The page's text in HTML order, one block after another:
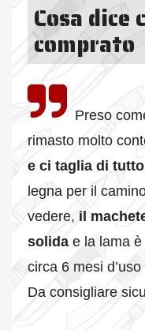
Cosa dice
comprato
Preso
rimasto molto
e ci taglia di tutto
legna per il
vedere, il
solida e la lama
circa 6 mesi
Da consigliare